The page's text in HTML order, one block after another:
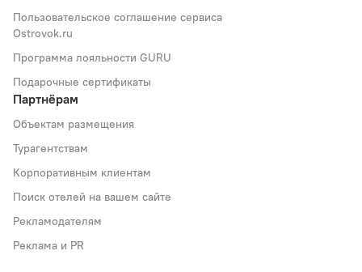
Пользовательское соглашение сервиса
Ostrovok.ru
Программа лояльности GURU
Подарочные сертификаты
Партнёрам
Объектам размещения
Турагентствам
Корпоративным клиентам
Поиск отелей на вашем сайте
Рекламодателям
Реклама и PR